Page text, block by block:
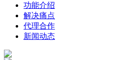
功能介绍
解决痛点
代理合作
新闻动态